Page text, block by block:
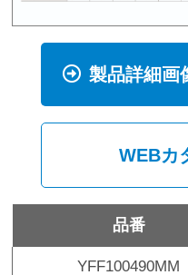
製品詳細画
WEBカ
品番
YFF100490MM